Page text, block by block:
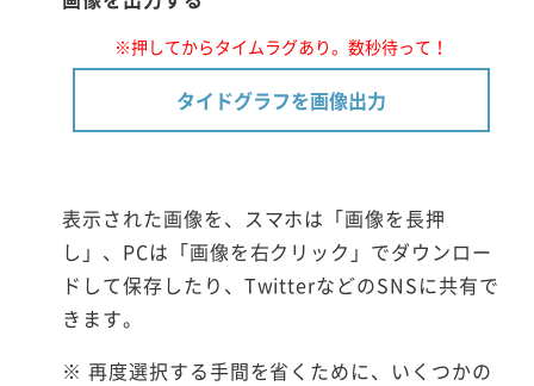
※押してからタイムラグあり。数秒待って！
タイドグラフを画像出力
表示された画像を、スマホは「画像を長押
し」、PCは「画像を右クリック」でダウンロー
ドして保存したり、TwitterなどのSNSに共有で
きます。
※ 再度選択する手間を省くために、いくつかの